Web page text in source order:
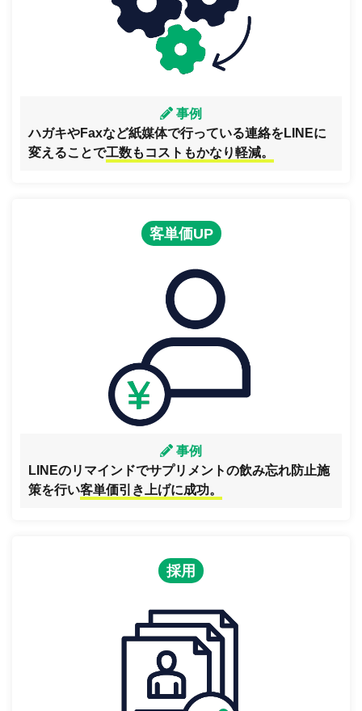
事例
ハガキやFaxなど紙媒体で行っている連絡をLINEに
変えることで工数もコストもかなり軽減。
客単価UP
事例
LINEのリマインドでサプリメントの飲み忘れ防止施
策を行い客単価引き上げに成功。
採用